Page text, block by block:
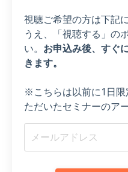
視聴ご希望の方は下記
うえ、「視聴する」の
い。 お申込み後、すぐ
きます。
※こちらは以前に1日
ただいたセミナーのア